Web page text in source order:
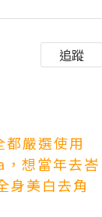
追蹤
嚴選使用
想當年去峇
身美白去角